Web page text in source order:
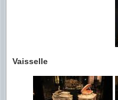
Vaisselle